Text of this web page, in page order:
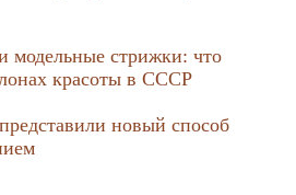
модельные стрижки: что
красоты в СССР
новый способ